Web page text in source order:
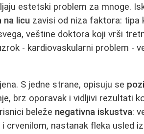
estetski problem za mnoge.
na licu zavisi od niza faktora: tipa
veštine doktora koji vrši
- kardiovaskularni problem -
S jedne strane, opisuju se
brz oporavak i vidljivi rezultati
beleže negativna iskustva:
crvenilom, nastanak fleka usled